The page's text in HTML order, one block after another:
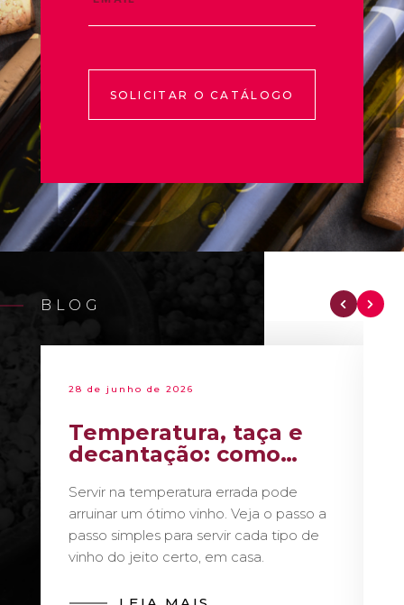
SOLICITAR O CATÁLOGO
BLOG
28 de junho de 2026
Temperatura, taça e
decantação: como
sommelier
Servir na temperatura errada pode
arruinar um ótimo vinho. Veja o passo a
passo simples para servir cada tipo de
vinho do jeito certo, em casa.